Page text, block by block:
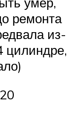
ремонта
из-
цилиндре,